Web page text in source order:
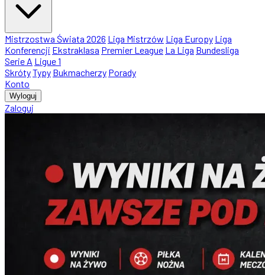
Mistrzostwa Świata 2026 Liga Mistrzów Liga Europy Liga
Konferencji Ekstraklasa Premier League La Liga Bundesliga
Serie A Ligue 1
SkrótyTypy Bukmacherzy Porady
Konto
Wyloguj
Zaloguj